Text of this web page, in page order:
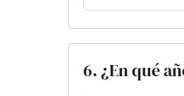
6. ¿En qué